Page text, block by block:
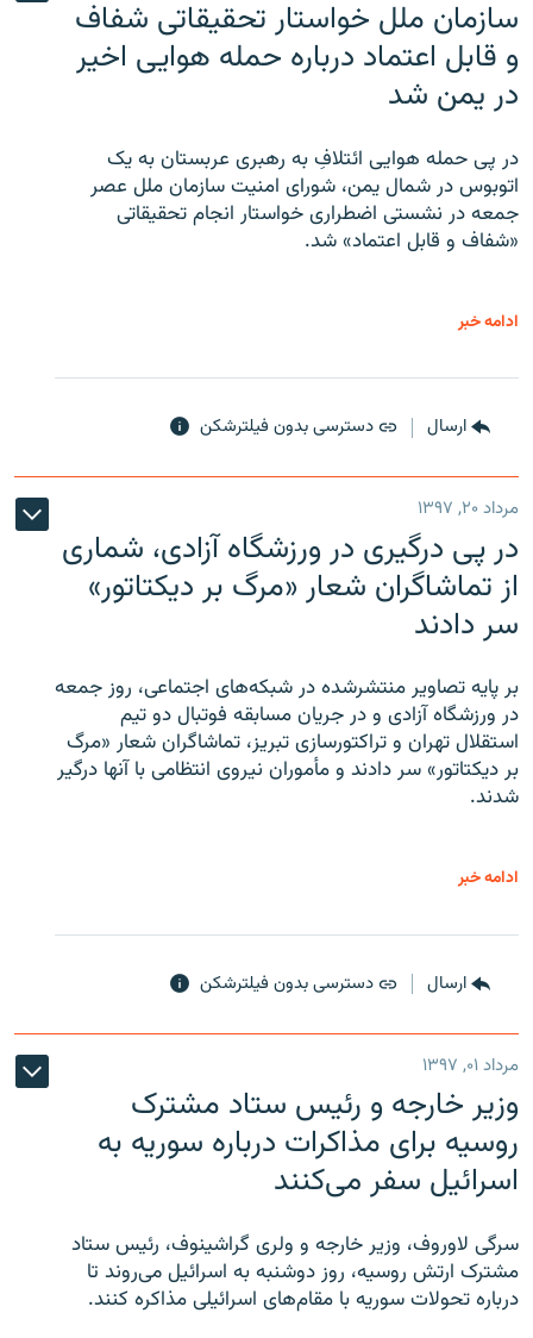
سازمان ملل خواستار تحقیقاتی شفاف
و قابل اعتماد درباره حمله هوایی اخیر
در یمن شد
در پی حمله هوایی ائتلافِ به رهبری عربستان به یک
اتوبوس در شمال یمن، شورای امنیت سازمان ملل عصر
جمعه در نشستی اضطراری خواستار انجام تحقیقاتی
«شفاف و قابل اعتماد» شد.
ادامه خبر
ارسال دسترسی بدون فیلترشکن
مرداد ۲۰, ۱۳۹۷
در پی درگیری در ورزشگاه آزادی، شماری
از تماشاگران شعار «مرگ بر دیکتاتور»
سر دادند
بر پایه تصاویر منتشرشده در شبکه‌های اجتماعی، روز جمعه
در ورزشگاه آزادی و در جریان مسابقه فوتبال دو تیم
استقلال تهران و تراکتورسازی تبریز، تماشاگران شعار «مرگ
بر دیکتاتور» سر دادند و مأموران نیروی انتظامی با آنها درگیر
شدند.
ادامه خبر
ارسال دسترسی بدون فیلترشکن
مرداد ۰۱, ۱۳۹۷
وزیر خارجه و رئیس‌ ستاد مشترک
روسیه برای مذاکرات درباره سوریه به
اسرائیل سفر می‌کنند
سرگی لاوروف، وزیر خارجه و ولری گراشینوف، رئیس ستاد
مشترک ارتش روسیه، روز دوشنبه به اسرائیل می‌روند تا
درباره تحولات سوریه با مقام‌های اسرائیلی مذاکره کنند.